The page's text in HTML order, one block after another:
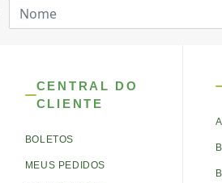
CENTRAL DO
CLIENTE
BOLETOS
MEUS PEDIDOS